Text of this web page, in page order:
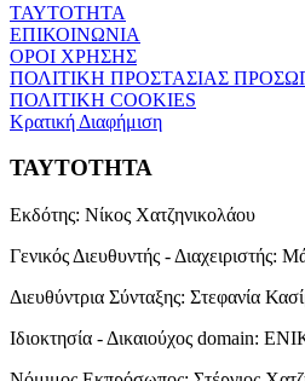
ΤΑΥΤΟΤΗΤΑ
ΕΠΙΚΟΙΝΩΝΙΑ
ΟΡΟΙ ΧΡΗΣΗΣ
ΠΟΛΙΤΙΚΗ ΠΡΟΣΤΑΣΙΑΣ
ΠΟΛΙΤΙΚΗ COOKIES
Κρατική Διαφήμιση
ΤΑΥΤΟΤΗΤΑ
Εκδότης: Νίκος Χατζηνικολάου
Γενικός Διευθυντής - Διαχειριστής:
Διευθύντρια Σύνταξης: Στεφανία
Ιδιοκτησία - Δικαιούχος domain: